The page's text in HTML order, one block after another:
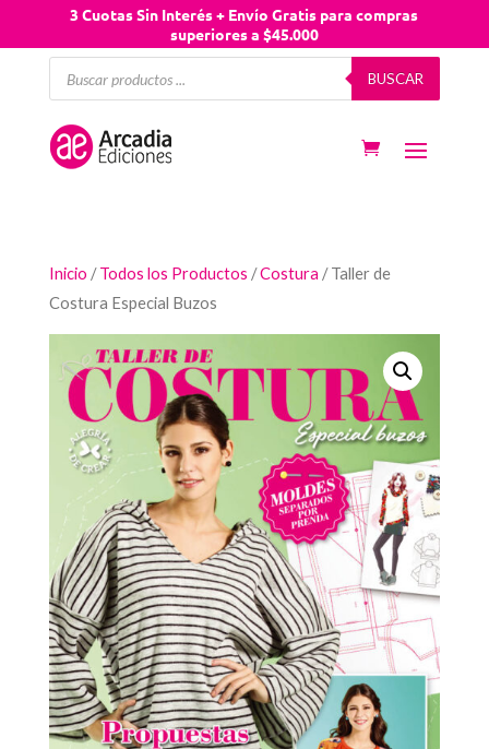
3 Cuotas Sin Interés + Envío Gratis para compras
superiores a $45.000
Búsqueda
productos
BUSCAR
Inicio /Todos los Productos /Costura / Taller de
Costura Especial Buzos